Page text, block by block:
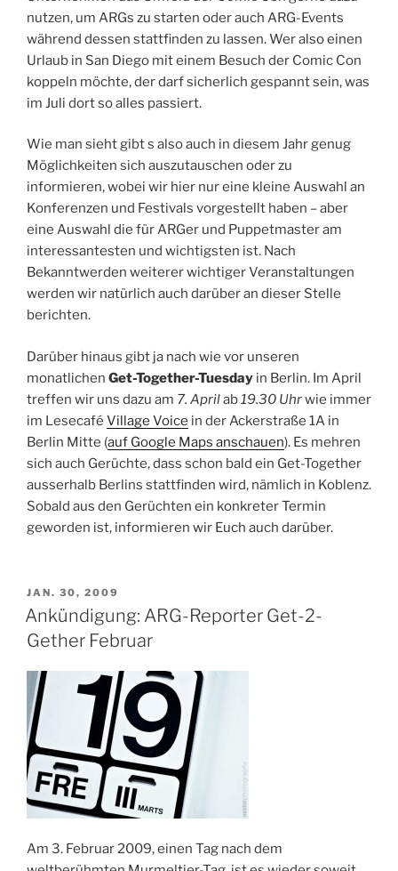
nutzen, um ARGs zu starten oder auch ARG-Events
während dessen stattfinden zu lassen. Wer also einen
Urlaub in San Diego mit einem Besuch der Comic Con
koppeln möchte, der darf sicherlich gespannt sein, was
im Juli dort so alles passiert.
Wie man sieht gibt s also auch in diesem Jahr genug
Möglichkeiten sich auszutauschen oder zu
informieren, wobei wir hier nur eine kleine Auswahl an
Konferenzen und Festivals vorgestellt haben – aber
eine Auswahl die für ARGer und Puppetmaster am
interessantesten und wichtigsten ist. Nach
Bekanntwerden weiterer wichtiger Veranstaltungen
werden wir natürlich auch darüber an dieser Stelle
berichten.
Darüber hinaus gibt ja nach wie vor unseren
monatlichen Get-Together-Tuesday in Berlin. Im April
treffen wir uns dazu am 7. Aprilab19.30 Uhrwie immer
im Lesecafé Village Voice in der Ackerstraße 1A in
Berlin Mitte (auf Google Maps anschauen). Es mehren
sich auch Gerüchte, dass schon bald ein Get-Together
ausserhalb Berlins stattfinden wird, nämlich in Koblenz.
Sobald aus den Gerüchten ein konkreter Termin
geworden ist, informieren wir Euch auch darüber.
VERÖFFENTLICHT
AM
JAN. 30, 2009
Ankündigung: ARG-Reporter Get-2-
Gether Februar
Am 3. Februar 2009, einen Tag nach dem